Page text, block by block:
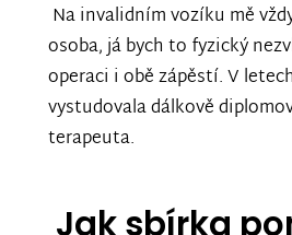
Na invalidním vozíku mě
osoba, já bych to fyzický
operaci i obě zápěstí. V
vystudovala dálkově
terapeuta.
Jak sbírka